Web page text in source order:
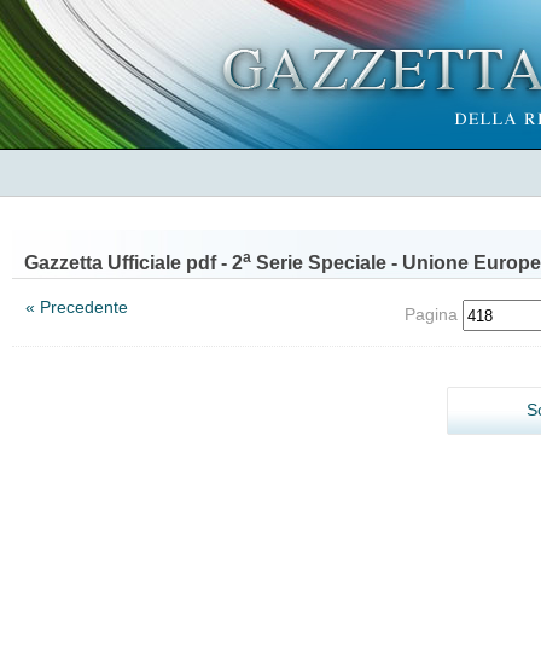
Gazzetta Ufficiale pdf - 2a Serie Speciale - Unione
« Precedente Pagina